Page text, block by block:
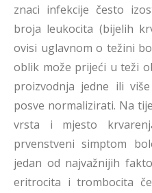
znaci infekcije često
broja leukocita (bijelih
ovisi uglavnom o težini
oblik može prijeći u teži
proizvodnja jedne ili
posve normalizirati. Na
vrsta i mjesto
prvenstveni simptom
jedan od najvažnijih
eritrocita i trombocita